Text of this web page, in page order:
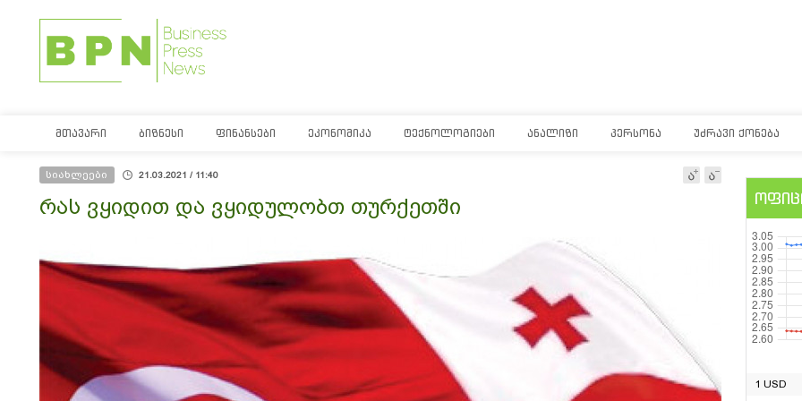
ᲛᲗᲐᲕᲐᲠᲘ ᲑᲘᲖᲜᲔᲡᲘ ᲤᲘᲜᲐᲜᲡᲔᲑᲘ ᲔᲙᲝᲜᲝᲛᲘᲙᲐ ᲢᲔᲥᲜᲝᲚᲝᲒᲘᲔᲑᲘ ᲐᲜᲐᲚᲘᲖᲘ ᲞᲔᲠᲡᲝᲜᲐ ᲣᲫᲠᲐᲕᲘ ᲥᲝᲜᲔᲑᲐ
სიახლეები 21.03.2021 / 11:40
რას ვყიდით და ვყიდულობთ თურქეთში
1 USD